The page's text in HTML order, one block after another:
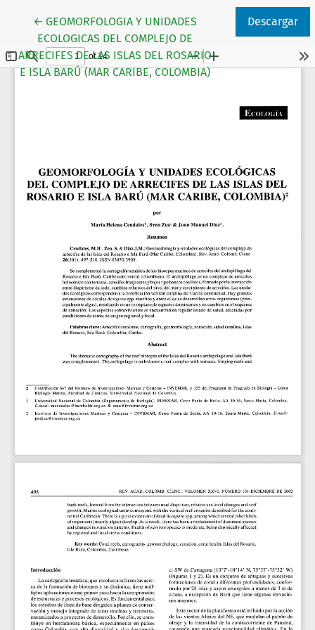
←Volver a los detalles del artículo
GEOMORFOLOGIA Y UNIDADES
ECOLOGICAS DEL COMPLEJO DE
ARRECIFES DE LAS ISLAS DEL ROSARIO
E ISLA BARÚ (MAR CARIBE, COLOMBIA)
Descargar